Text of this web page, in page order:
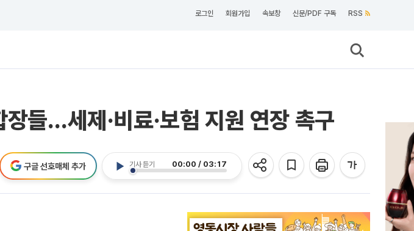
로그인 회원가입 속보창 신문/PDF 구독 RSS
들…세제·비료·보험 지원 연장 촉구
기사 듣기 00:00 / 03:17
구글 선호매체 추가